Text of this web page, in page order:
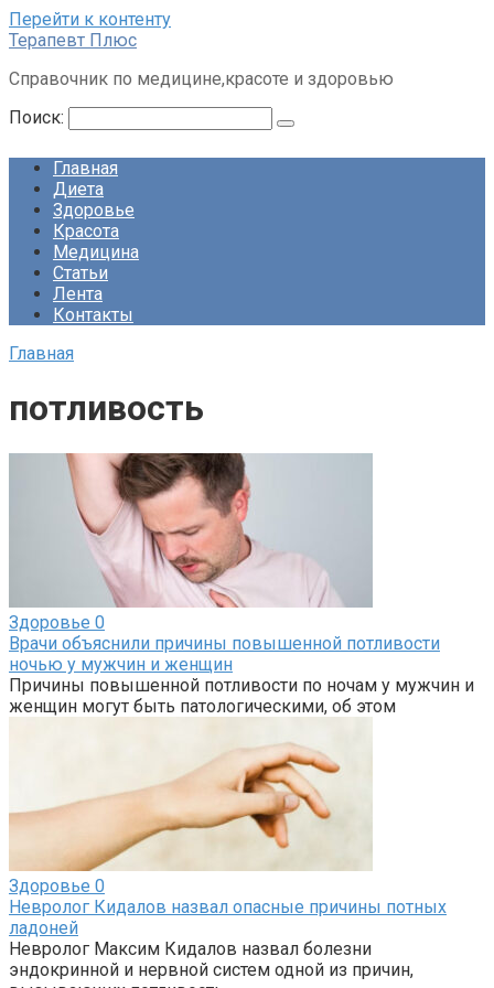
Перейти к контенту
Терапевт Плюс
Справочник по медицине,красоте и здоровью
Поиск:
Главная
Диета
Здоровье
Красота
Медицина
Статьи
Лента
Контакты
Главная
потливость
Здоровье 0
Врачи объяснили причины повышенной потливости
ночью у мужчин и женщин
Причины повышенной потливости по ночам у мужчин и
женщин могут быть патологическими, об этом
Здоровье 0
Невролог Кидалов назвал опасные причины потных
ладоней
Невролог Максим Кидалов назвал болезни
эндокринной и нервной систем одной из причин,